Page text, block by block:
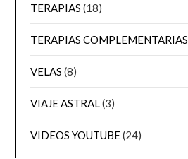
TERAPIAS (18)
TERAPIAS COMPLEMENTARIAS
VELAS (8)
VIAJE ASTRAL(3)
VIDEOS YOUTUBE(24)